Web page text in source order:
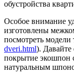
обустройства
Особое внимание
изготовлены
посмотреть модели
dveri.html). Давайте
покрытие экошпон
натуральным